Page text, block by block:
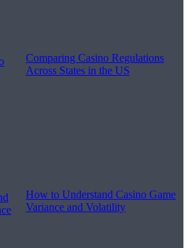
Comparing Casino Regulations
Across States in the US
How to Understand Casino Game
Variance and Volatility